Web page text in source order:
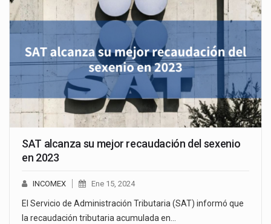
SAT alcanza su mejor recaudación del sexenio
en 2023
INCOMEX Ene 15, 2024
El Servicio de Administración Tributaria (SAT) informó que
la recaudación tributaria acumulada en…